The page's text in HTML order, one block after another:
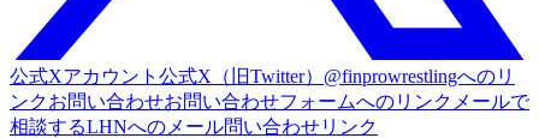
公式Xアカウント 公式X（旧Twitter）@finprowrestlingへのリ
ンクお問い合わせお問い合わせフォームへのリンク メールで
相談するLHNへのメール問い合わせリンク